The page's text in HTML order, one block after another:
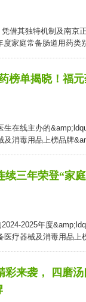
借其独特机制及南京
度家庭常备肠道用药类
榜单揭晓！福
生在线主办的
及消毒用品上榜品牌
续三年荣登“家
2025年度
医疗器械及消毒用品上
彩来袭， 四磨